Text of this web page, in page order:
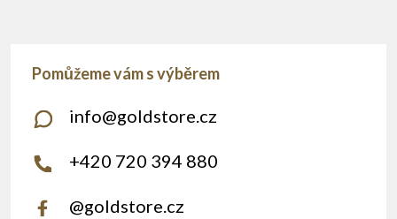
info@goldstore.cz
+420 720 394 880
@goldstore.cz